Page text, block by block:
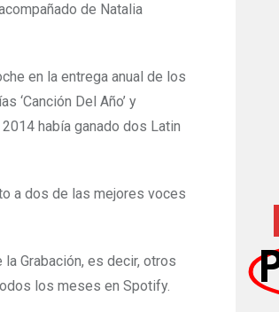
de Natalia
en la entrega anual de los
‘Canción Del Año’ y
2014 había ganado dos Latin
a dos de las mejores voces
Grabación, es decir, otros
los meses en Spotify.